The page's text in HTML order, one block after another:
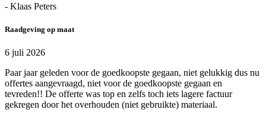
- Klaas Peters
Raadgeving op maat
6 juli 2026
Paar jaar geleden voor de goedkoopste gegaan, niet gelukkig dus nu
offertes aangevraagd, niet voor de goedkoopste gegaan en
tevreden!! De offerte was top en zelfs toch iets lagere factuur
gekregen door het overhouden (niet gebruikte) materiaal.